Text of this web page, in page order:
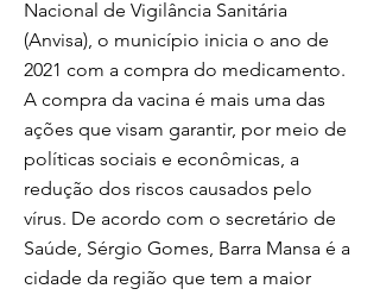
Nacional de Vigilância Sanitária
(Anvisa), o município inicia o ano de
2021 com a compra do medicamento.
A compra da vacina é mais uma das
ações que visam garantir, por meio de
políticas sociais e econômicas, a
redução dos riscos causados pelo
vírus. De acordo com o secretário de
Saúde, Sérgio Gomes, Barra Mansa é a
cidade da região que tem a maior